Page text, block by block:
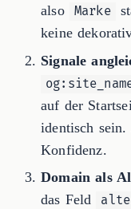
also
Marke
keine
Signale
auf der
identisch sein.
Konfidenz.
Domain als
das Feld